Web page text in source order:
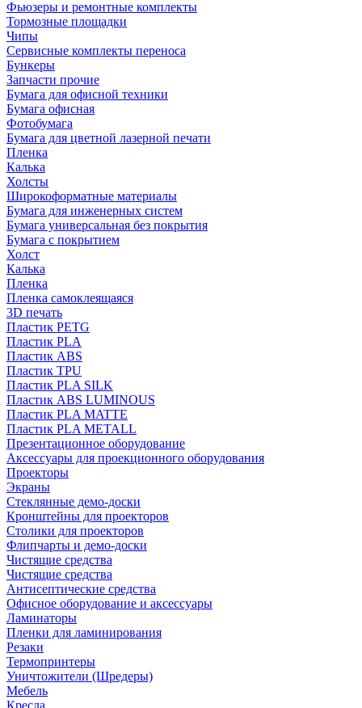
Фьюзеры и ремонтные комплекты
Тормозные площадки
Чипы
Сервисные комплекты переноса
Бункеры
Запчасти прочие
Бумага для офисной техники
Бумага офисная
Фотобумага
Бумага для цветной лазерной печати
Пленка
Калька
Холсты
Широкоформатные материалы
Бумага для инженерных систем
Бумага универсальная без покрытия
Бумага с покрытием
Холст
Калька
Пленка
Пленка самоклеящаяся
3D печать
Пластик PETG
Пластик PLA
Пластик ABS
Пластик TPU
Пластик PLA SILK
Пластик ABS LUMINOUS
Пластик PLA MATTE
Пластик PLA METALL
Презентационное оборудование
Аксессуары для проекционного оборудования
Проекторы
Экраны
Стеклянные демо-доски
Кронштейны для проекторов
Столики для проекторов
Флипчарты и демо-доски
Чистящие средства
Чистящие средства
Антисептические средства
Офисное оборудование и аксессуары
Ламинаторы
Пленки для ламинирования
Резаки
Термопринтеры
Уничтожители (Шредеры)
Мебель
Кресла